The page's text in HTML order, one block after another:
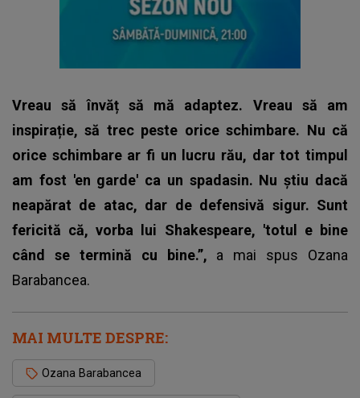
Vreau să învăț să mă adaptez. Vreau să am
inspirație, să trec peste orice schimbare. Nu că
orice schimbare ar fi un lucru rău, dar tot timpul
am fost 'en garde' ca un spadasin. Nu știu dacă
neapărat de atac, dar de defensivă sigur. Sunt
fericită că, vorba lui Shakespeare, 'totul e bine
când se termină cu bine.”, a mai spus Ozana
Barabancea.
MAI MULTE DESPRE:
Ozana Barabancea